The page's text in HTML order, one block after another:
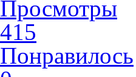
Просмотры
415
Понравилось